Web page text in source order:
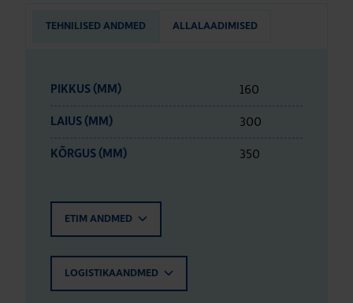
TEHNILISED ANDMED ALLALAADIMISED
PIKKUS (MM) 160
LAIUS (MM) 300
KÕRGUS (MM) 350
ETIM ANDMED
LOGISTIKAANDMED